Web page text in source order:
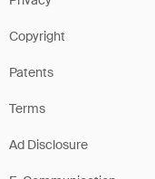
Copyright
Patents
Terms
Ad Disclosure